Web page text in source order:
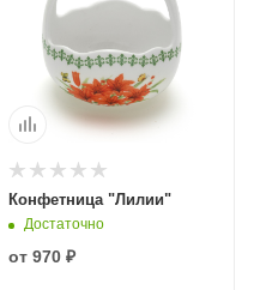
Конфетница "Лилии"
Достаточно
от 970 ₽